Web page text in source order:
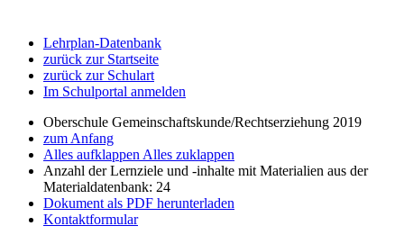
Lehrplan-Datenbank
zurück zur Startseite
zurück zur Schulart
Im Schulportal anmelden
Oberschule Gemeinschaftskunde/Rechtserziehung 2019
zum Anfang
Alles aufklappen Alles zuklappen
Anzahl der Lernziele und -inhalte mit Materialien aus der
Materialdatenbank: 24
Dokument als PDF herunterladen
Kontaktformular